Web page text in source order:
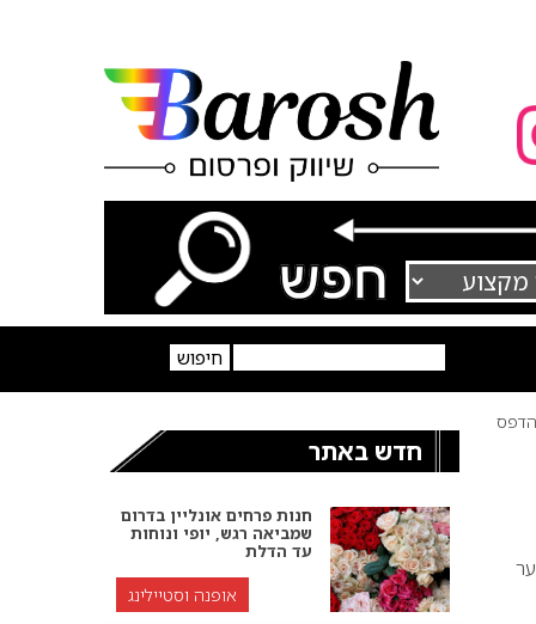
הדפס
חדש באתר
חנות פרחים אונליין בדרום
שמביאה רגש, יופי ונוחות
עד הדלת
אופנה וסטיילינג